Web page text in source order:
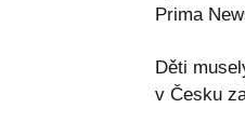
Prima
Děti
v Česku